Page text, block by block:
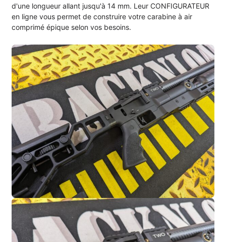
d'une longueur allant jusqu'à 14 mm. Leur CONFIGURATEUR
en ligne vous permet de construire votre carabine à air
comprimé épique selon vos besoins.